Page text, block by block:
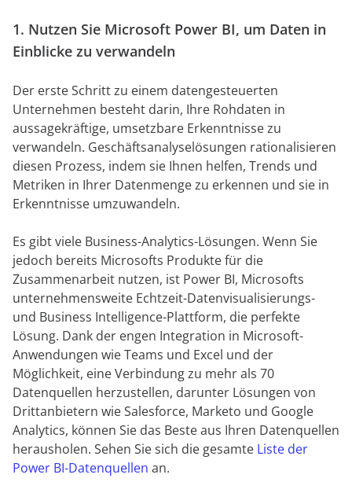
1. Nutzen Sie Microsoft Power BI, um Daten in
Einblicke zu verwandeln
Der erste Schritt zu einem datengesteuerten
Unternehmen besteht darin, Ihre Rohdaten in
aussagekräftige, umsetzbare Erkenntnisse zu
verwandeln. Geschäftsanalyselösungen rationalisieren
diesen Prozess, indem sie Ihnen helfen, Trends und
Metriken in Ihrer Datenmenge zu erkennen und sie in
Erkenntnisse umzuwandeln.
Es gibt viele Business-Analytics-Lösungen. Wenn Sie
jedoch bereits Microsofts Produkte für die
Zusammenarbeit nutzen, ist Power BI, Microsofts
unternehmensweite Echtzeit-Datenvisualisierungs-
und Business Intelligence-Plattform, die perfekte
Lösung. Dank der engen Integration in Microsoft-
Anwendungen wie Teams und Excel und der
Möglichkeit, eine Verbindung zu mehr als 70
Datenquellen herzustellen, darunter Lösungen von
Drittanbietern wie Salesforce, Marketo und Google
Analytics, können Sie das Beste aus Ihren Datenquellen
herausholen. Sehen Sie sich die gesamte Liste der
Power BI-Datenquellen an.